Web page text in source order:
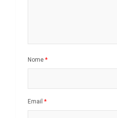
Nome *
Email *